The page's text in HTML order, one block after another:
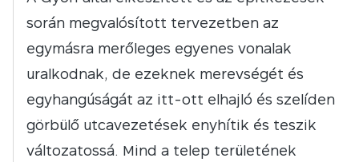
során megvalósított tervezetben az
egymásra merőleges egyenes vonalak
uralkodnak, de ezeknek merevségét és
egyhangúságát az itt-ott elhajló és szelíden
görbülő utcavezetések enyhítik és teszik
változatossá. Mind a telep területének